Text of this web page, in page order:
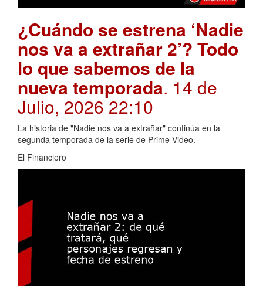
¿Cuándo se estrena ‘Nadie
nos va a extrañar 2’? Todo
lo que sabemos de la
nueva temporada. 14 de
Julio, 2026 22:10
La historia de "Nadie nos va a extrañar" continúa en la
segunda temporada de la serie de Prime Video.
El Financiero